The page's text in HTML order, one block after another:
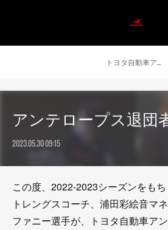
トヨタ自動車アンテロープス公式 ニュース
アンテロープス退団
2023.05.30 09:15
この度、2022-2023シーズンをも
トレングスコーチ、浦田彩絵音マ
ファニー選手が、トヨタ自動車ア